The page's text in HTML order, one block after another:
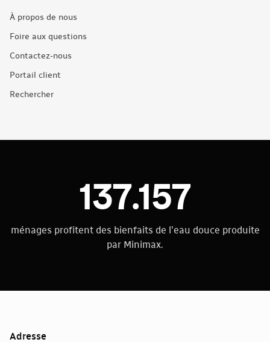
À propos de nous
Foire aux questions
Contactez-nous
Portail client
Rechercher
137.157
ménages profitent des bienfaits de l'eau douce produite
par Minimax.
Adresse